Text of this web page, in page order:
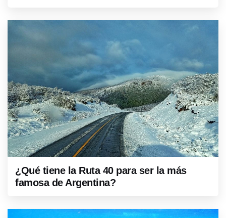
¿Qué tiene la Ruta 40 para ser la más
famosa de Argentina?